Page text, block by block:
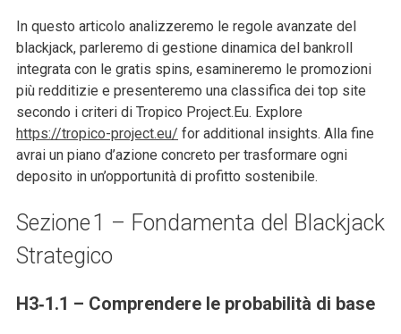
In questo articolo analizzeremo le regole avanzate del
blackjack, parleremo di gestione dinamica del bankroll
integrata con le gratis spins, esamineremo le promozioni
più redditizie e presenteremo una classifica dei top site
secondo i criteri di Tropico Project.Eu. Explore
https://tropico-project.eu/ for additional insights. Alla fine
avrai un piano d’azione concreto per trasformare ogni
deposito in un’opportunità di profitto sostenibile.
Sezione 1 – Fondamenta del Blackjack
Strategico
H3‑1.1 – Comprendere le probabilità di base